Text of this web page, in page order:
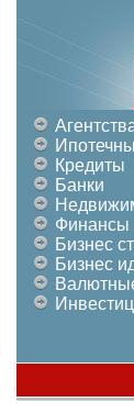
Кредиты
Банки
Финансы
Бизнес
Бизнес